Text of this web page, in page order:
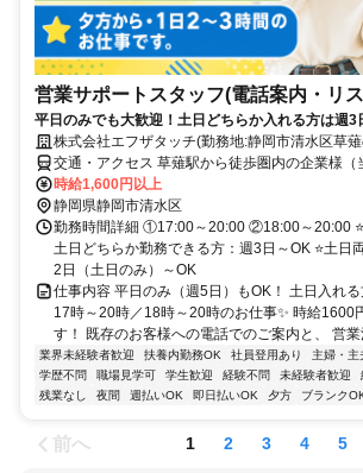
営業サポートスタッフ(電話案内・リ
平日のみでも大歓迎！土日どちらか入れる方は週3
株式会社エフザタッチ(勤務地:静岡市清水区草
交通・アクセス 草薙駅から徒歩圏内の企業様（
時給1,600円以上
静岡県静岡市清水区
勤務時間詳細 ①17:00～20:00 ②18:00～20:00 ⭐
土日どちらか勤務できる方：週3日～OK ⭐土日
2日（土日のみ）～OK
仕事内容 平日のみ（週5日）もOK！ 土日入れ
17時～20時／18時～20時のお仕事✨ 時給1600
す！ 既存のお客様への電話でのご案内と、 営
業界未経験者歓迎 扶養内勤務OK 社員登用あり 主婦・主
学歴不問
職場見学可 学生歓迎 経験不問 未経験者歓迎
残業なし
夜間 週払いOK 即日払いOK 夕方 ブランク
前へ 1 2 3 4 5